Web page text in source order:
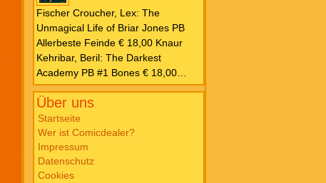
John: Die Weltenerschaffer Die
fantastische Freundschaft von C.S.
Lewis & J.R.R. Tolkien € 30,00
Weissblech Luba Wolfsschwanz #22
€ 4,90 Horror Schocker #81 € 4,90
Fischer Croucher, Lex: The
Unmagical Life of Briar Jones PB
Allerbeste Feinde € 18,00 Knaur
Kehribar, Beril: The Darkest
Academy PB #1 Bones € 18,00
Lübbe Odette, Tessonja: Fair Isle
Trilogie PB #3 To Spark a Fae War €
18,00 Bramble Hardcover Priest: Lie
Huo Jiao Chou HC #1 Drowning
Sorrows in Raging Fire € 25,00
Carlsen Davon, Isla: Blackened
Blade PB #3 Of Blackened Blood €
Über uns
Startseite
Wer ist Comicdealer?
Impressum
Datenschutz
Cookies